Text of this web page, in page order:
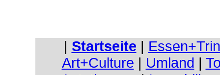
| Startseite |
Art+Culture | Umland |